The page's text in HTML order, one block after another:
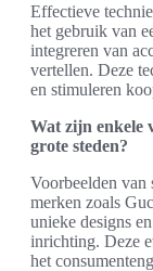
Effectieve
het gebruik van
integreren van
vertellen. Deze
en stimuleren
Wat zijn enkele
grote steden?
Voorbeelden van
merken zoals
unieke designs
inrichting. Deze
het